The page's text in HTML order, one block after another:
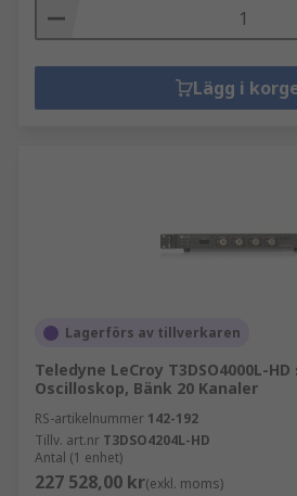
Lägg i
Lagerförs av tillverkaren
Teledyne LeCroy T3DSO4000L-HD
Oscilloskop, Bänk 20 Kanaler
RS-artikelnummer 142-192
Tillv. art.nr T3DSO4204L-HD
Antal (1 enhet)
227 528,00 kr(exkl. moms)